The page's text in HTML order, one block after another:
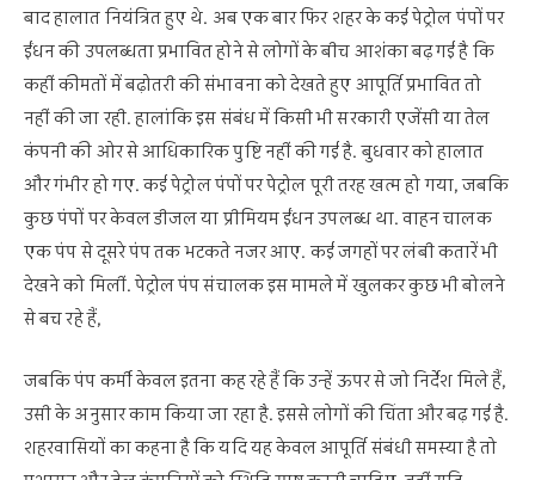
बाद हालात नियंत्रित हुए थे. अब एक बार फिर शहर के कई पेट्रोल पंपों पर
ईंधन की उपलब्धता प्रभावित होने से लोगों के बीच आशंका बढ़ गई है कि
कहीं कीमतों में बढ़ोतरी की संभावना को देखते हुए आपूर्ति प्रभावित तो
नहीं की जा रही. हालांकि इस संबंध में किसी भी सरकारी एजेंसी या तेल
कंपनी की ओर से आधिकारिक पुष्टि नहीं की गई है. बुधवार को हालात
और गंभीर हो गए. कई पेट्रोल पंपों पर पेट्रोल पूरी तरह खत्म हो गया, जबकि
कुछ पंपों पर केवल डीजल या प्रीमियम ईंधन उपलब्ध था. वाहन चालक
एक पंप से दूसरे पंप तक भटकते नजर आए. कई जगहों पर लंबी कतारें भी
देखने को मिलीं. पेट्रोल पंप संचालक इस मामले में खुलकर कुछ भी बोलने
से बच रहे हैं,
जबकि पंप कर्मी केवल इतना कह रहे हैं कि उन्हें ऊपर से जो निर्देश मिले हैं,
उसी के अनुसार काम किया जा रहा है. इससे लोगों की चिंता और बढ़ गई है.
शहरवासियों का कहना है कि यदि यह केवल आपूर्ति संबंधी समस्या है तो